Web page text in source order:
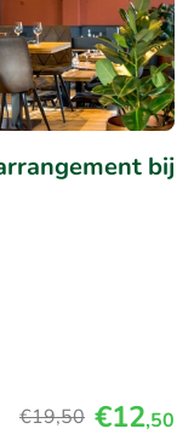
bij
€19,50 €12,50